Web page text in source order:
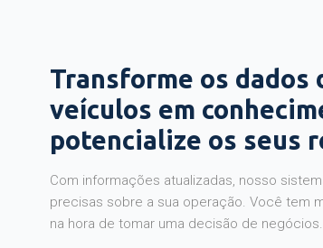
Transforme os dados
veículos em
potencialize os seus
Com informações atualizadas, nosso
precisas sobre a sua operação. Você tem
na hora de tomar uma decisão de negócios.